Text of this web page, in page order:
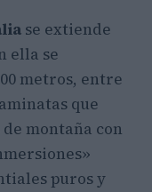
se extiende
ella se
metros, entre
que
montaña con
puros y